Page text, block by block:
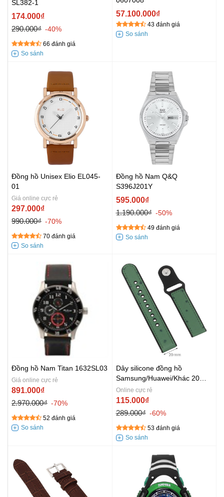
SL382-1
174.000₫
290.000₫ -40%
66 đánh giá
57.100.000₫
43 đánh giá
Đồng hồ Unisex Elio EL045-
01
Giá online cực rẻ
297.000₫
990.000₫ -70%
70 đánh giá
Đồng hồ Nam Q&Q
S396J201Y
595.000₫
1.190.000₫ -50%
49 đánh giá
Đồng hồ Nam Titan 1632SL03
Giá online cực rẻ
891.000₫
2.970.000₫ -70%
52 đánh giá
Dây silicone đồng hồ
Samsung/Huawei/Khác 20
mm Xanh Nhạt M08-04-20
Online cực rẻ
115.000₫
289.000₫ -60%
53 đánh giá